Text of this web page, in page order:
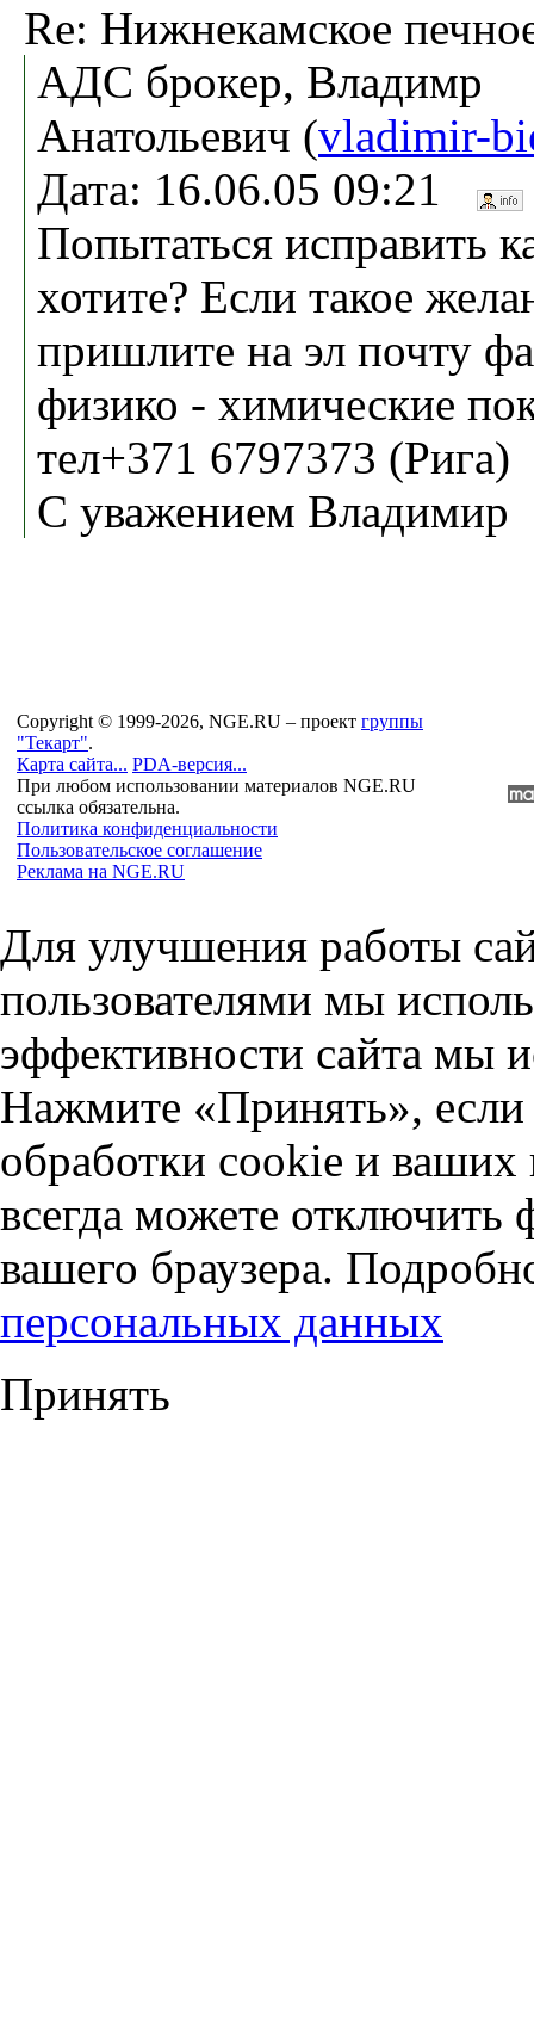
Re: Нижнекамское
АДС брокер, Владимр
Анатольевич (vladimir-
Дата: 16.06.05 09:21
Попытаться исправить
хотите? Если такое
пришлите на эл почту
физико - химические
тел+371 6797373 (Рига)
С уважением Владимир
Copyright © 1999-2026, NGE.RU – проект группы
"Текарт".
Карта сайта... PDA-версия...
При любом использовании материалов NGE.RU
ссылка обязательна.
Политика конфиденциальности
Пользовательское соглашение
Реклама на NGE.RU
Для улучшения работы
пользователями мы
эффективности сайта мы
Нажмите «Принять», если
обработки cookie и
всегда можете отключить
вашего браузера.
персональных данных
Принять